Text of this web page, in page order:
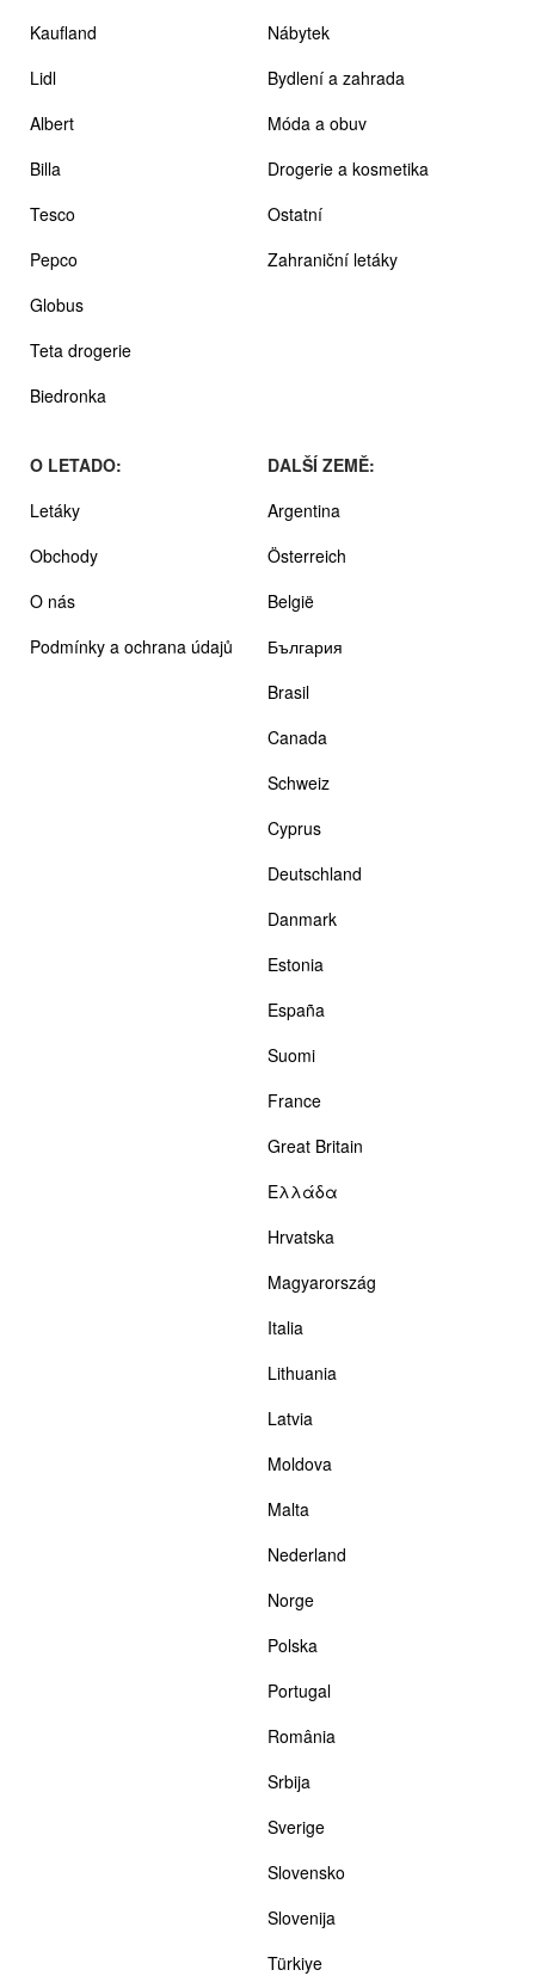
Kaufland
Lidl
Albert
Billa
Tesco
Pepco
Globus
Teta drogerie
Biedronka
Nábytek
Bydlení a zahrada
Móda a obuv
Drogerie a kosmetika
Ostatní
Zahraniční letáky
O LETADO:
Letáky
Obchody
O nás
Podmínky a ochrana údajů
DALŠÍ ZEMĚ:
Argentina
Österreich
België
България
Brasil
Canada
Schweiz
Cyprus
Deutschland
Danmark
Estonia
España
Suomi
France
Great Britain
Ελλάδα
Hrvatska
Magyarország
Italia
Lithuania
Latvia
Moldova
Malta
Nederland
Norge
Polska
Portugal
România
Srbija
Sverige
Slovensko
Slovenija
Türkiye